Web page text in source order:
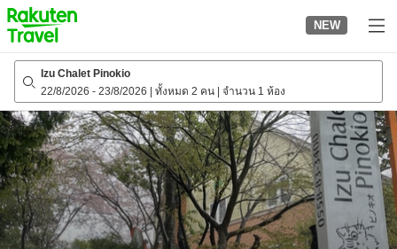
to
top
page
NEW
Izu Chalet Pinokio
22/8/2026 - 23/8/2026 ทั้งหมด 2 คน จำนวน 1 ห้อง